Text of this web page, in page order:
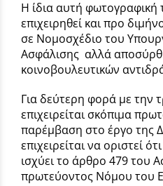
Η ίδια αυτή φωτογραφική
επιχειρηθεί και προ
σε Νομοσχέδιο του
Ασφάλισης αλλά
κοινοβουλευτικών
Για δεύτερη φορά με την
επιχειρείται σκόπιμα
παρέμβαση στο έργο της
επιχειρείται να οριστεί
ισχύει το άρθρο 479 του
πρωτεύοντος Νόμου του